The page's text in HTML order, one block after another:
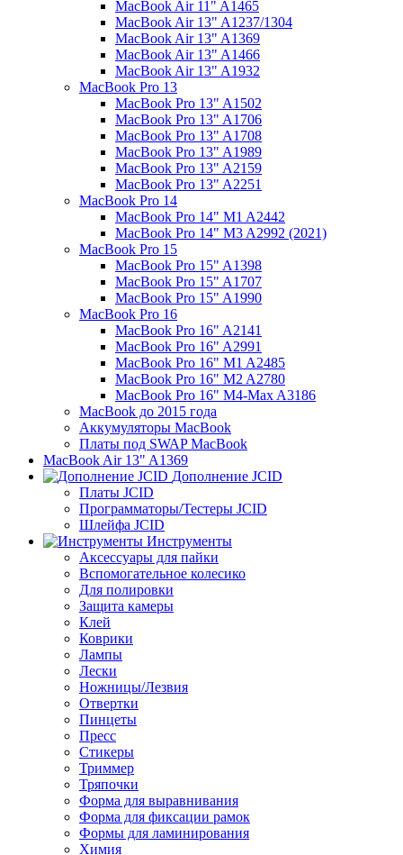
MacBook Air 11" A1465
MacBook Air 13" A1237/1304
MacBook Air 13" A1369
MacBook Air 13" A1466
MacBook Air 13" A1932
MacBook Pro 13
MacBook Pro 13" A1502
MacBook Pro 13" A1706
MacBook Pro 13" A1708
MacBook Pro 13" A1989
MacBook Pro 13" A2159
MacBook Pro 13" A2251
MacBook Pro 14
MacBook Pro 14" M1 A2442
MacBook Pro 14" M3 A2992 (2021)
MacBook Pro 15
MacBook Pro 15" A1398
MacBook Pro 15" A1707
MacBook Pro 15" A1990
MacBook Pro 16
MacBook Pro 16" A2141
MacBook Pro 16" A2991
MacBook Pro 16" M1 A2485
MacBook Pro 16" M2 A2780
MacBook Pro 16" M4-Max A3186
MacBook до 2015 года
Аккумуляторы MacBook
Платы под SWAP MacBook
MacBook Air 13" A1369
Дополнение JCID
Платы JCID
Программаторы/Тестеры JCID
Шлейфа JCID
Инструменты
Аксессуары для пайки
Вспомогательное колесико
Для полировки
Защита камеры
Клей
Коврики
Лампы
Лески
Ножницы/Лезвия
Отвертки
Пинцеты
Пресс
Стикеры
Триммер
Тряпочки
Форма для выравнивания
Форма для фиксации рамок
Формы для ламинирования
Химия